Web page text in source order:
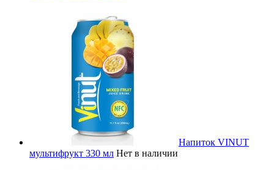
Напиток VINUT
мультифрукт 330 мл Нет в наличии